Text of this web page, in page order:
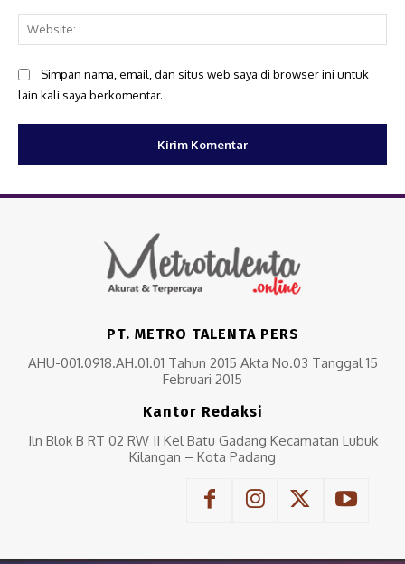
Simpan nama, email, dan situs web saya di browser ini untuk
lain kali saya berkomentar.
PT. METRO TALENTA PERS
AHU-001.0918.AH.01.01 Tahun 2015 Akta No.03 Tanggal 15
Februari 2015
Kantor Redaksi
Jln Blok B RT 02 RW II Kel Batu Gadang Kecamatan Lubuk
Kilangan – Kota Padang